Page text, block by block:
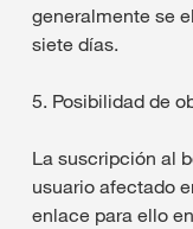
generalmente se
siete días.
5. Posibilidad de
La suscripción al
usuario afectado
enlace para ello